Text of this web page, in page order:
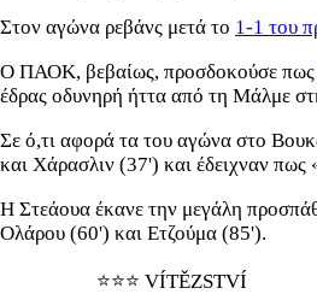
Στον αγώνα ρεβάνς μετά το 1-1 του
Ο ΠΑΟΚ, βεβαίως, προσδοκούσε πως
έδρας οδυνηρή ήττα από τη Μάλμε
Σε ό,τι αφορά τα του αγώνα στο
και Χάρασλιν (37') και έδειχναν
Η Στεάουα έκανε την μεγάλη
Ολάρου (60') και Ετζούμα (85').
⭐️⭐️⭐️ VÍTĚZSTVÍ